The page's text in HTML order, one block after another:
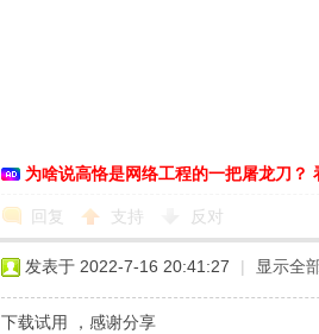
为啥说高恪是网络工程的一把屠龙刀？
回复 支持 反对
发表于 2022-7-16 20:41:27 | 显示全
下载试用 ，感谢分享